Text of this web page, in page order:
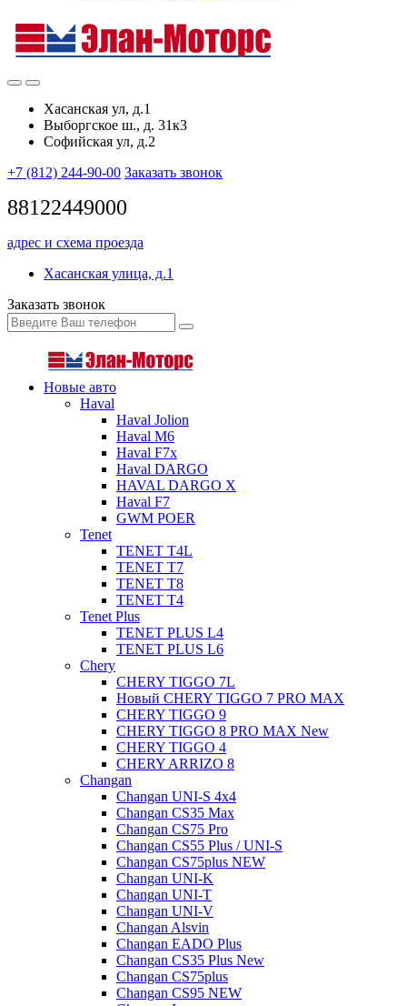
Хасанская ул, д.1
Выборгское ш., д. 31к3
Софийская ул, д.2
+7 (812) 244-90-00 Заказать звонок
88122449000
адрес и схема проезда
Хасанская улица, д.1
Заказать звонок
Новые авто
Haval
Haval Jolion
Haval M6
Haval F7x
Haval DARGO
HAVAL DARGO Х
Haval F7
GWM POER
Tenet
TENET T4L
TENET T7
TENET T8
TENET T4
Tenet Plus
TENET PLUS L4
TENET PLUS L6
Chery
CHERY TIGGO 7L
Новый CHERY TIGGO 7 PRO MAX
CHERY TIGGO 9
CHERY TIGGO 8 PRO MAX New
CHERY TIGGO 4
CHERY ARRIZO 8
Changan
Changan UNI-S 4x4
Changan CS35 Max
Changan CS75 Pro
Changan CS55 Plus / UNI-S
Changan CS75plus NEW
Changan UNI-K
Changan UNI-T
Changan UNI-V
Changan Alsvin
Changan EADO Plus
Changan CS35 Plus New
Changan CS75plus
Changan CS95 NEW